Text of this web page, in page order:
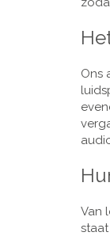
Ons
Van